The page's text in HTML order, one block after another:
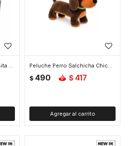
Perrito de peluche con casita y accesorios - Beige Peluche Perro Salchicha Chico - Chico
$ 490 $ 417